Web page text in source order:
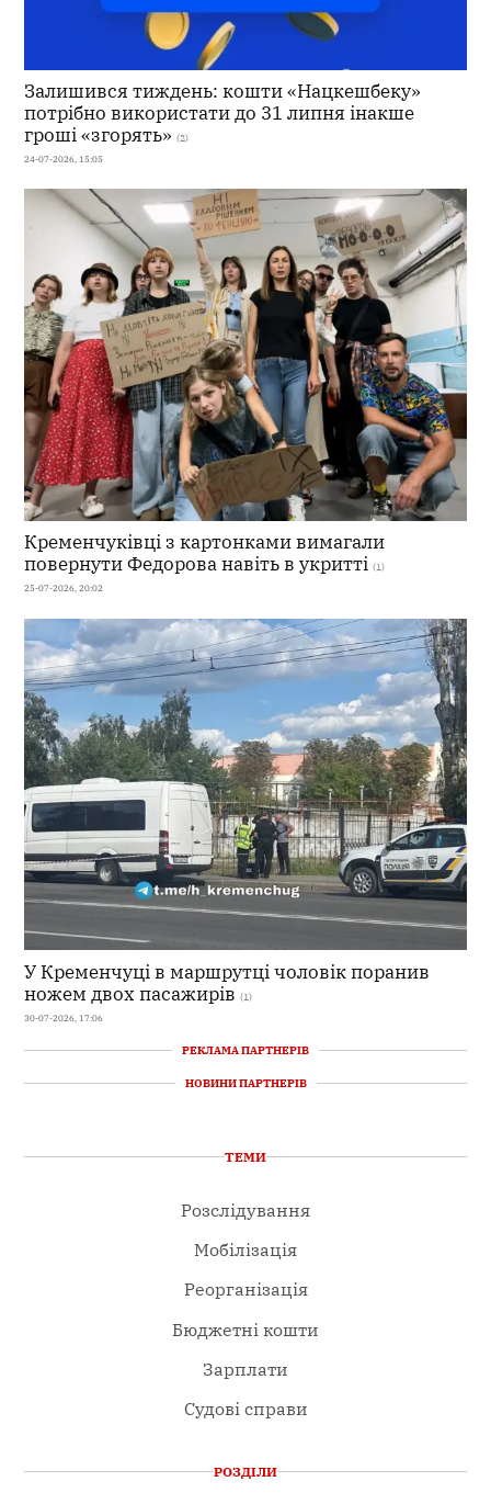
Залишився тиждень: кошти «Нацкешбеку»
потрібно використати до 31 липня інакше
гроші «згорять» (2)
24-07-2026, 15:05
Кременчуківці з картонками вимагали
повернути Федорова навіть в укритті (1)
25-07-2026, 20:02
У Кременчуці в маршрутці чоловік поранив
ножем двох пасажирів (1)
30-07-2026, 17:06
РЕКЛАМА ПАРТНЕРІВ
НОВИНИ ПАРТНЕРІВ
ТЕМИ
Розслідування
Мобілізація
Реорганізація
Бюджетні кошти
Зарплати
Судові справи
РОЗДІЛИ